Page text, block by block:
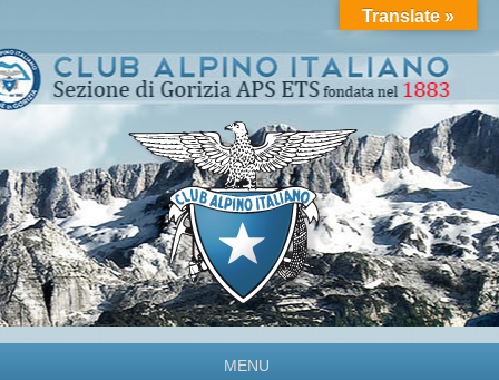
MENU
Translate »